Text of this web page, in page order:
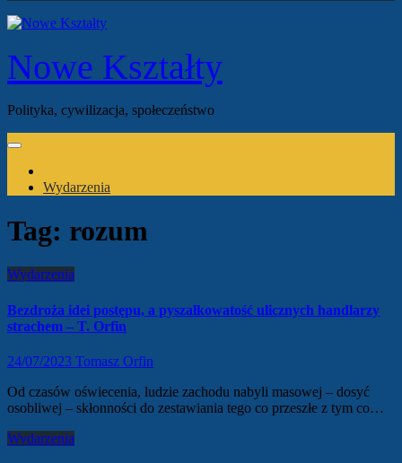
Nowe Kształty
Polityka, cywilizacja, społeczeństwo
Wydarzenia
Tag: rozum
Wydarzenia
Bezdroża idei postępu, a pyszałkowatość ulicznych handlarzy
strachem – T. Orfin
24/07/2023 Tomasz Orfin
Od czasów oświecenia, ludzie zachodu nabyli masowej – dosyć
osobliwej – skłonności do zestawiania tego co przeszłe z tym co…
Wydarzenia